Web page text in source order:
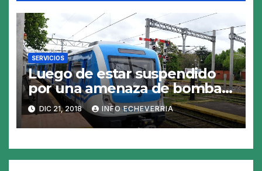
SERVICIOS
Luego de estar suspendido
por una amenaza de bomba
en Constitución, volvió a
funcionar el Tren Roca
DIC 21, 2018 INFO ECHEVERRIA